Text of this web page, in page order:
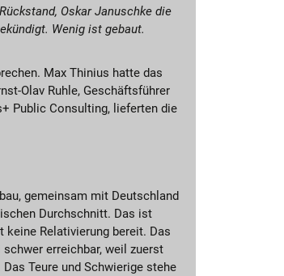
Oskar Januschke die
Wenig ist gebaut.
Max Thinius hatte das
Olav Ruhle, Geschäftsführer
Public Consulting, lieferten die
gemeinsam mit Deutschland
Durchschnitt. Das ist
keine Relativierung bereit. Das
erreichbar, weil zuerst
Teure und Schwierige stehe